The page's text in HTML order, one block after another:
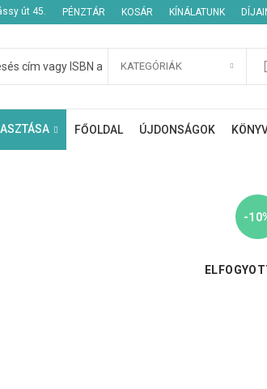
út 45. PÉNZTÁR KOSÁR KÍNÁLATUNK
KATEGÓRIÁK
FŐOLDAL ÚJDONSÁGOK
-
megtekintéséhez.